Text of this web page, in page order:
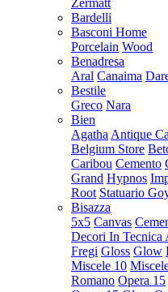
Zermatt
Bardelli
Basconi Home
Porcelain Wood
Benadresa
Aral Canaima
Bestile
Greco Nara
Bien
Agatha Antique
Belgium Store
Caribou Cemento
Grand Hypnos
Root Statuario
Bisazza
5x5 Canvas
Decori In Tecnica
Fregi Gloss Glow
Miscele 10
Romano Opera 15